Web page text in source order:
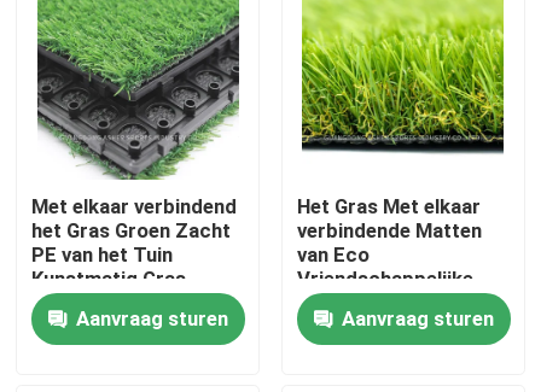
Huis
Met elkaar verbindend
het Gras Groen Zacht
PE van het Tuin
Kunstmatig Gras
Materiaal
Aanvraag sturen
Het Gras Met elkaar
verbindende Matten
van Eco
Vriendschappelijke
Astro, het Tapijt van
het Grasgras 8
Duimmaat
Aanvraag sturen